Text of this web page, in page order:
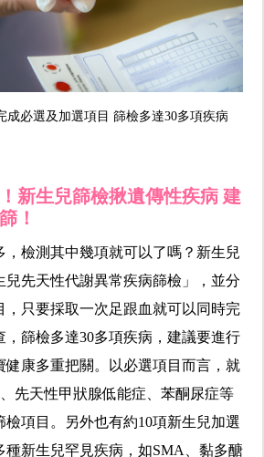
成必選及加選項目 篩檢多達30多項疾病
新生兒篩檢揪遺傳性疾病 建
！
，檢測其中幾項就可以了嗎？新生兒
兒先天性代謝異常疾病篩檢」，並分
，只要採取一次足跟血就可以同時完
，篩檢多達30多項疾病，建議要進行
健康多重把關。以必選項目而言，就
先天性甲狀腺低能症、苯酮尿症等
檢項目。另外也有約10項新生兒加選
種新生兒罕見疾病，如SMA、黏多醣